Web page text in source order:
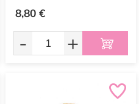
8,80 €
- +